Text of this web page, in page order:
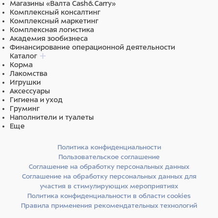
Состав
Адвантейдж в 1 мл в качестве действующего вещества
содержит имидаклоприд 100 мг, а также
вспомогательные вещества: бензиловый спирт, пропилен
карбонат и бутилгидрокситолуол. По внешнему виду
представляет собой прозрачную жидкость от желтого до
светло-коричневого цвета. Выпускают в форме раствора
(spot-on), расфасованным по 0,4 мл в полимерные
пипетки, упакованные по 4 штуки в блистеры из
алюминиевой фольги, помещенные в картонные пачки
Магазины «Валта Cash&Carry»
Комплексный консалтинг
Комплексный маркетинг
Комплексная логистика
Академия зообизнеса
Финансирование операционной деятельности
Каталог
Корма
Лакомства
Игрушки
Аксессуары
Гигиена и уход
Груминг
Наполнители и туалеты
Еще
Политика конфиденциальности
Пользовательское соглашение
Соглашение на обработку персональных данных
Соглашение на обработку персональных данных для
участия в стимулирующих мероприятиях
Политика конфиденциальности в области cookies
Правила применения рекомендательных технологий